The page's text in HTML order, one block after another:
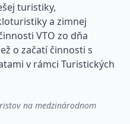
turistiky,
a zimnej
VTO zo dňa
o začatí činnosti s
v rámci Turistických
na medzinárodnom